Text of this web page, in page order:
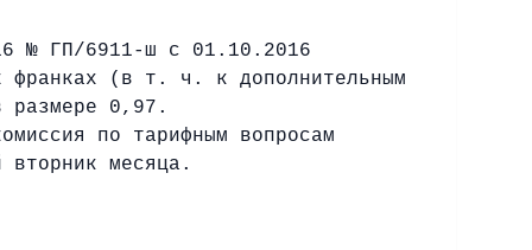
№ ГП/6911-ш с 01.10.2016
франках (в т. ч. к дополнительным
размере 0,97.
по тарифным вопросам
вторник месяца.